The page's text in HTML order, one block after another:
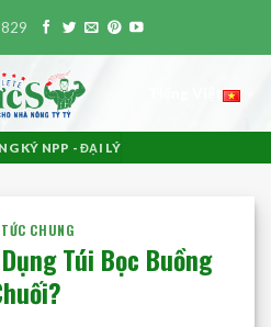
KÝ NPP - ĐẠI LÝ
CHUNG
Túi Bọc Buồng